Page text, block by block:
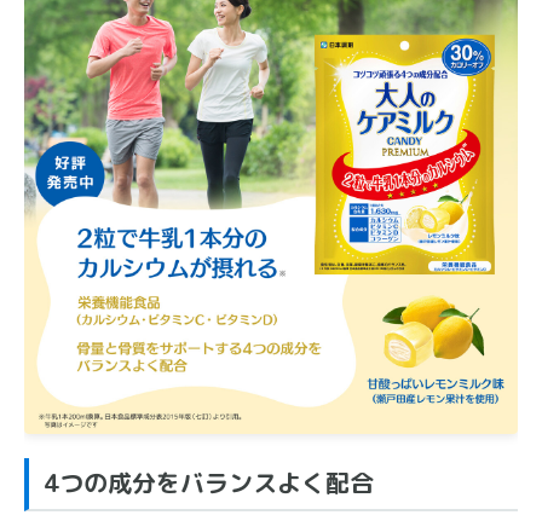
4つの成分をバランスよく配合